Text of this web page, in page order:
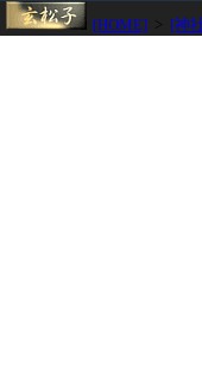
[HOME] [神